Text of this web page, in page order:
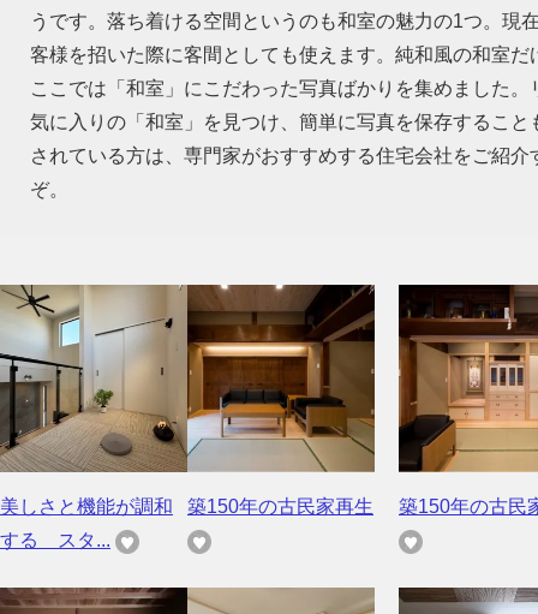
うです。落ち着ける空間というのも和室の魅力の1つ。現
客様を招いた際に客間としても使えます。純和風の和室
ここでは「和室」にこだわった写真ばかりを集めました
気に入りの「和室」を見つけ、簡単に写真を保存するこ
されている方は、専門家がおすすめする住宅会社をご紹介
ぞ。
美しさと機能が調和
する スタ...
築150年の古民家再生 築150年の古民